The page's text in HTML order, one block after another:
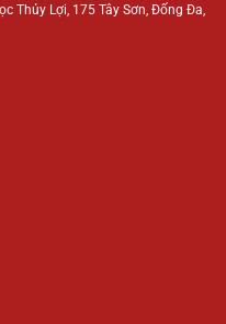
Thủy Lợi, 175 Tây Sơn, Đống Đa,